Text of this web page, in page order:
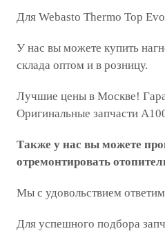
Для Webasto Thermo Top
У нас вы можете купить
склада оптом и в розницу.
Лучшие цены в Москве!
Оригинальные запчасти
Также у нас вы можете
отремонтировать
Мы с удовольствием
Для успешного подбора